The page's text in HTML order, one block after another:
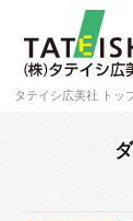
タテイシ広美社 トッ